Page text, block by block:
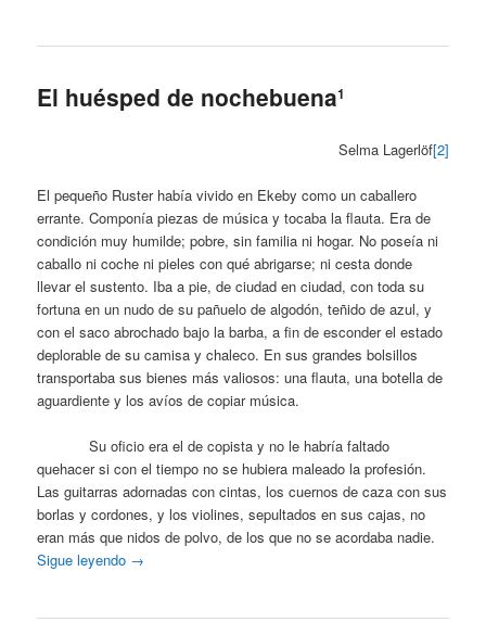
El huésped de nochebuena1
Selma Lagerlöf[2]
El pequeño Ruster había vivido en Ekeby como un caballero
errante. Componía piezas de música y tocaba la flauta. Era de
condición muy humilde; pobre, sin familia ni hogar. No poseía ni
caballo ni coche ni pieles con qué abrigarse; ni cesta donde
llevar el sustento. Iba a pie, de ciudad en ciudad, con toda su
fortuna en un nudo de su pañuelo de algodón, teñido de azul, y
con el saco abrochado bajo la barba, a fin de esconder el estado
deplorable de su camisa y chaleco. En sus grandes bolsillos
transportaba sus bienes más valiosos: una flauta, una botella de
aguardiente y los avíos de copiar música.
Su oficio era el de copista y no le habría faltado
quehacer si con el tiempo no se hubiera maleado la profesión.
Las guitarras adornadas con cintas, los cuernos de caza con sus
borlas y cordones, y los violines, sepultados en sus cajas, no
eran más que nidos de polvo, de los que no se acordaba nadie.
Sigue leyendo →